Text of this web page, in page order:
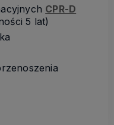
CPR-D
5 lat)